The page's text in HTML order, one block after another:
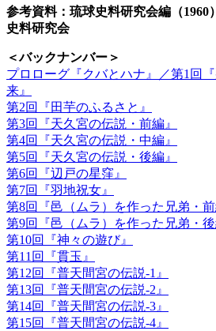
参考資料：琉球史料研究会編（1960
史料研究会
＜バックナンバー＞
プロローグ『クバとハナ』／第1回
来』
第2回『田芋のふるさと』
第3回『天久宮の伝説・前編』
第4回『天久宮の伝説・中編』
第5回『天久宮の伝説・後編』
第6回『辺戸の星窪』
第7回『羽地祝女』
第8回『邑（ムラ）を作った兄弟・前
第9回『邑（ムラ）を作った兄弟・後
第10回『神々の遊び』
第11回『貫玉』
第12回『普天間宮の伝説-1』
第13回『普天間宮の伝説-2』
第14回『普天間宮の伝説-3』
第15回『普天間宮の伝説-4』